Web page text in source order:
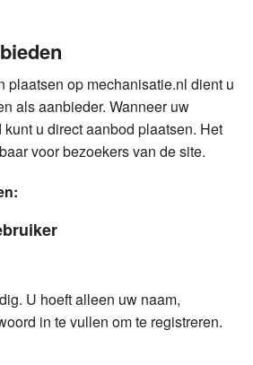
plaatsen op mechanisatie.nl dient u
als aanbieder. Wanneer uw
u direct aanbod plaatsen. Het
voor bezoekers van de site.
U hoeft alleen uw naam,
in te vullen om te registreren.